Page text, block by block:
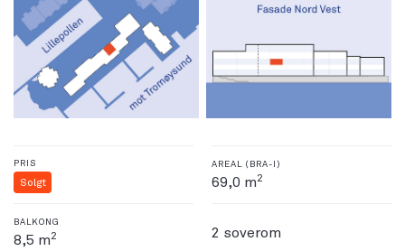
PRIS
Solgt
AREAL (BRA-I)
69,0 m2
BALKONG
8,5 m2 2 soverom